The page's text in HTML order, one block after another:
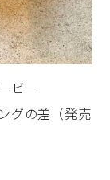
ビー
グの差（発売